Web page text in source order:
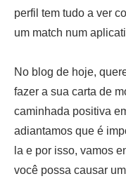
perfil tem tudo a ver
um match num
No blog de hoje,
fazer a sua carta de
caminhada positiva
adiantamos que é
la e por isso, vamos
você possa causar